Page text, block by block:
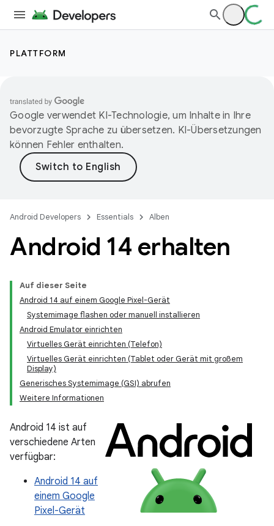
PLATTFORM
Google verwendet KI-Technologie, um Inhalte in Ihre
bevorzugte Sprache zu übersetzen. KI-Übersetzungen
können Fehler enthalten.
Android Developers Essentials Alben
Android 14 erhalten
Auf dieser Seite
Android 14 auf einem Google Pixel-Gerät
Systemimage flashen oder manuell installieren
Android Emulator einrichten
Virtuelles Gerät einrichten (Telefon)
Virtuelles Gerät einrichten (Tablet oder Gerät mit großem
Display)
Generisches Systemimage (GSI) abrufen
Weitere Informationen
Android 14 ist auf
verschiedene Arten
verfügbar:
Android 14 auf
einem Google
Pixel-Gerät